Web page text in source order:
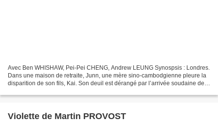
Avec Ben WHISHAW, Pei-Pei CHENG, Andrew LEUNG Synospsis : Londres.
Dans une maison de retraite, Junn, une mère sino-cambodgienne pleure la
disparition de son fils, Kai. Son deuil est dérangé par l’arrivée soudaine de
Violette de Martin PROVOST